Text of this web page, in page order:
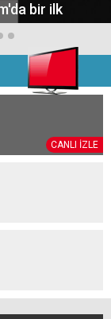
bir ilk
CANLI İZLE